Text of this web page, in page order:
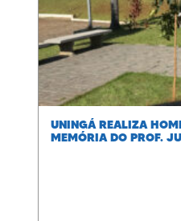
UNINGÁ REALIZA
MEMÓRIA DO PROF.